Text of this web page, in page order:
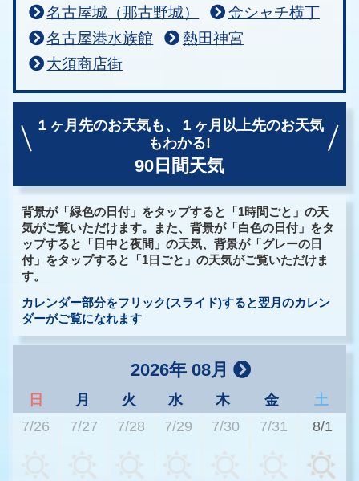
名古屋城（那古野城）
金シャチ横丁
名古屋港水族館
熱田神宮
大須商店街
１ヶ月先のお天気も、
１ヶ月以上先のお天気
もわかる!
90日間天気
背景が「緑色の日付」をタップすると「1時間ごと」の天
気がご覧いただけます。また、背景が「白色の日付」をタ
ップすると「日中と夜間」の天気、背景が「グレーの日
付」をタップすると「1日ごと」の天気がご覧いただけま
す。
カレンダー部分をフリック(スライド)すると翌月のカレン
ダーがご覧になれます
2026年 08月
日 月 火 水 木 金
土
7/26
7/27 7/28 7/29 7/30 7/31 8/1